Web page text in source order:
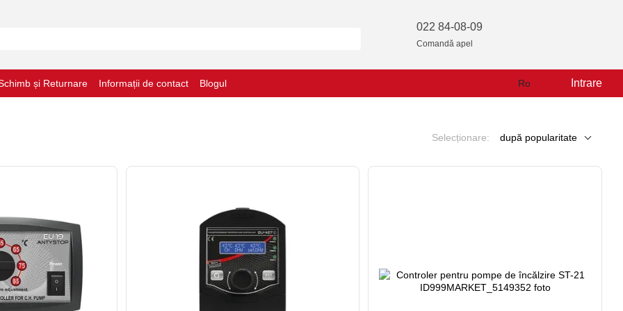
022 84-08-09
Comandă apel
și Returnare Informații de contact Blogul Ro Intrare
Selecționare: după popularitate